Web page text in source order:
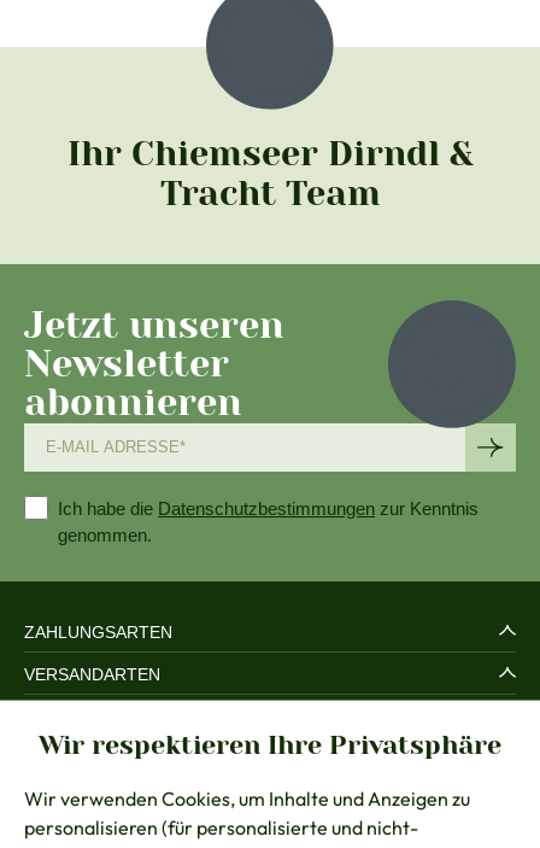
Ihr Chiemseer Dirndl &
Tracht Team
Jetzt unseren
Newsletter
abonnieren
Ich habe die Datenschutzbestimmungen zur Kenntnis
genommen.
ZAHLUNGSARTEN
VERSANDARTEN
RECHTLICHES
BERATUNG
KONTAKT
Wir respektieren Ihre Privatsphäre
Wir verwenden Cookies, um Inhalte und Anzeigen zu
personalisieren (für personalisierte und nicht-